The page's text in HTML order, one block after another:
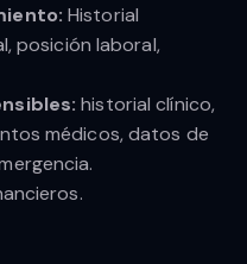
Historial
posición laboral,
historial clínico,
médicos, datos de